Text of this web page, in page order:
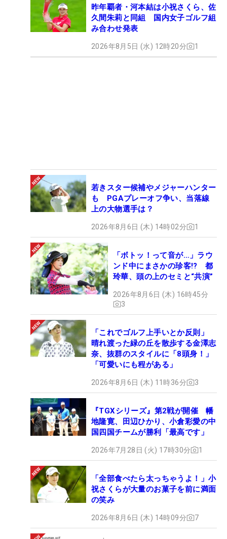
昨年覇者・河本結は小祝さくら、佐
久間朱莉と同組 国内女子ゴルフ組
み合わせ発表
2026年8月5日 (水) 12時20分 1
若きスター候補やメジャーハンター
も PGAプレーオフ争い、当落線
上の大物選手は？
2026年8月6日 (木) 14時02分 1
「ボトッ！って音が…」ラウ
ンド中にまさかの珍客!? 都
玲華、頭の上のセミと“共演”
2026年8月6日 (木) 16時45分
3
「これでゴルフ上手いとか反則」
晴れ渡った緑の丘を散歩する金澤志
奈、抜群のスタイルに「8頭身！」
「可愛いにも程がある」
2026年8月6日 (木) 11時36分 3
『TGXシリーズ』第2戦が開催 幡
地隆寛、田辺ひかり、小倉彩愛の中
国四国チームが勝利「最高です」
2026年7月28日 (火) 17時30分 1
「全部食べたら太っちゃうよ！」小
祝さくらが大量のお菓子を前に満面
の笑み
2026年8月6日 (木) 14時09分 7